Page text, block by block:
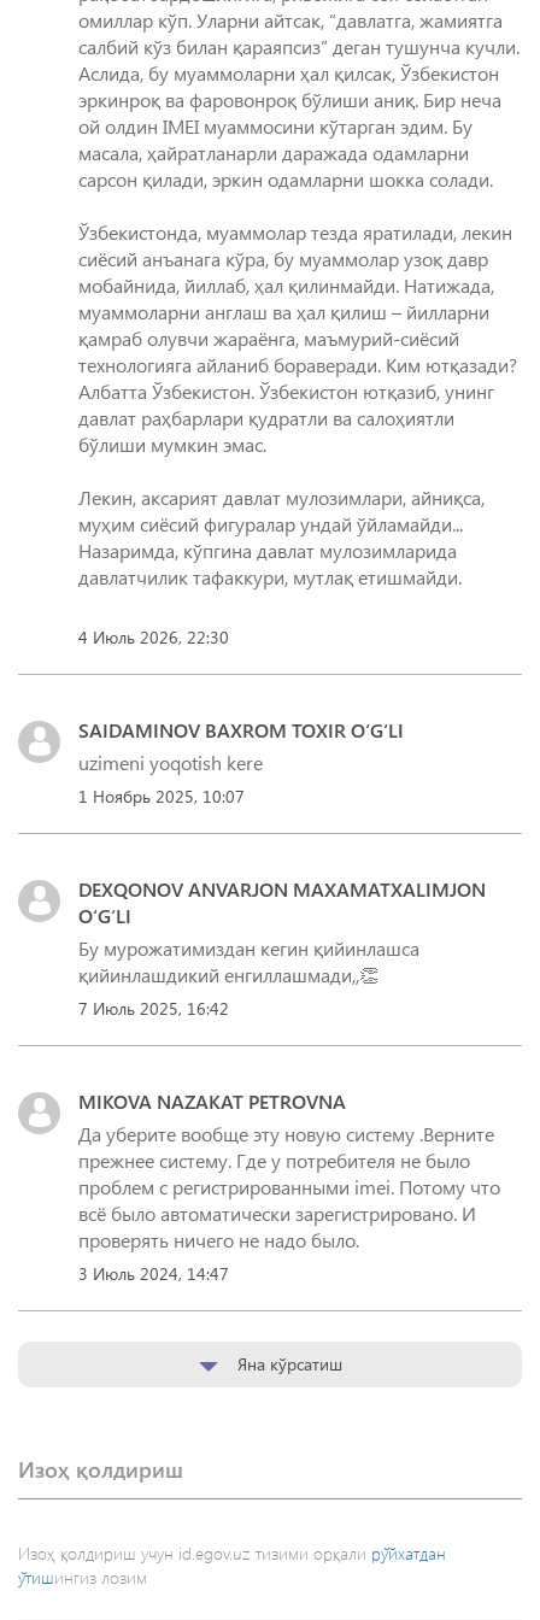
омиллар кўп. Уларни айтсак, “давлатга, жамиятга
салбий кўз билан қараяпсиз” деган тушунча кучли.
Аслида, бу муаммоларни ҳал қилсак, Ўзбекистон
эркинроқ ва фаровонроқ бўлиши аниқ. Бир неча
ой олдин IMEI муаммосини кўтарган эдим. Бу
масала, ҳайратланарли даражада одамларни
сарсон қилади, эркин одамларни шокка солади.
Ўзбекистонда, муаммолар тезда яратилади, лекин
сиёсий анъанага кўра, бу муаммолар узоқ давр
мобайнида, йиллаб, ҳал қилинмайди. Натижада,
муаммоларни англаш ва ҳал қилиш – йилларни
қамраб олувчи жараёнга, маъмурий-сиёсий
технологияга айланиб бораверади. Ким ютқазади?
Албатта Ўзбекистон. Ўзбекистон ютқазиб, унинг
давлат раҳбарлари қудратли ва салоҳиятли
бўлиши мумкин эмас.
Лекин, аксарият давлат мулозимлари, айниқса,
муҳим сиёсий фигуралар ундай ўйламайди...
Назаримда, кўпгина давлат мулозимларида
давлатчилик тафаккури, мутлақ етишмайди.
4 Июль 2026, 22:30
SAIDAMINOV BAXROM TOXIR O‘G‘LI
uzimeni yoqotish kere
1 Ноябрь 2025, 10:07
DEXQONOV ANVARJON MAXAMATXALIMJON
O‘G‘LI
Бу мурожатимиздан кегин қийинлашса
қийинлашдикий енгиллашмади,,👏
7 Июль 2025, 16:42
MIKOVA NAZAKAT PETROVNA
Да уберите вообще эту новую систему .Верните
прежнее систему. Где у потребителя не было
проблем с регистрированными imei. Потому что
всё было автоматически зарегистрировано. И
проверять ничего не надо было.
3 Июль 2024, 14:47
Яна кўрсатиш
Изоҳ қолдириш
Изоҳ қолдириш учун id.egov.uz тизими орқали рўйхатдан
ўтишингиз лозим